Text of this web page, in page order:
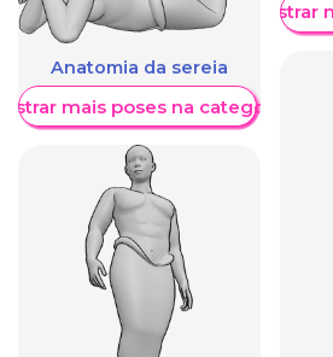
Anatomia da sereia
mais poses na categoria
Mostrar